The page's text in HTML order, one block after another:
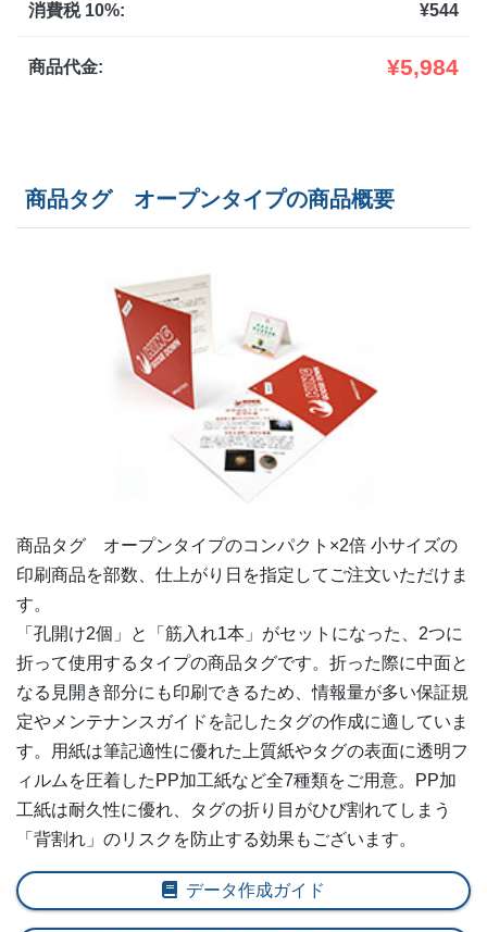
1,500部
1,600部
1,900部 ¥ 13,398 @ 7.1
2,500部
¥ 17,985
¥ 20,053 @ 5.7
¥ 22,143
@ 5.2
5,500部 ¥ 27,940 @ 5.1
6,000部 ¥ 30,008 @ 5
6,500部 ¥ 32,109
7,000部 ¥ 34,177 @ 4.9
7,500部 ¥ 36,256 @ 4.8
8,000部 ¥ 38,357 @ 4.8
8,500部 ¥ 40,425 @ 4.8
9,000部 ¥ 42,515 @ 4.7
消費税 10%: ¥544
商品代金: ¥5,984
商品タグ オープンタイプの商品概要
商品タグ オープンタイプのコンパクト×2倍 小サイズの
印刷商品を部数、仕上がり日を指定してご注文いただけま
す。
「孔開け2個」と「筋入れ1本」がセットになった、2つに
折って使用するタイプの商品タグです。折った際に中面と
なる見開き部分にも印刷できるため、情報量が多い保証規
定やメンテナンスガイドを記したタグの作成に適していま
す。用紙は筆記適性に優れた上質紙やタグの表面に透明フ
ィルムを圧着したPP加工紙など全7種類をご用意。PP加
工紙は耐久性に優れ、タグの折り目がひび割れてしまう
「背割れ」のリスクを防止する効果もございます。
データ作成ガイド